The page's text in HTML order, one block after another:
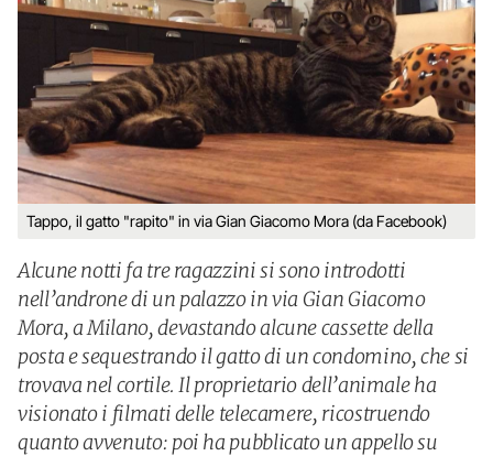
Tappo, il gatto "rapito" in via Gian Giacomo Mora (da Facebook)
Alcune notti fa tre ragazzini si sono introdotti
nell’androne di un palazzo in via Gian Giacomo
Mora, a Milano, devastando alcune cassette della
posta e sequestrando il gatto di un condomino, che si
trovava nel cortile. Il proprietario dell’animale ha
visionato i filmati delle telecamere, ricostruendo
quanto avvenuto: poi ha pubblicato un appello su